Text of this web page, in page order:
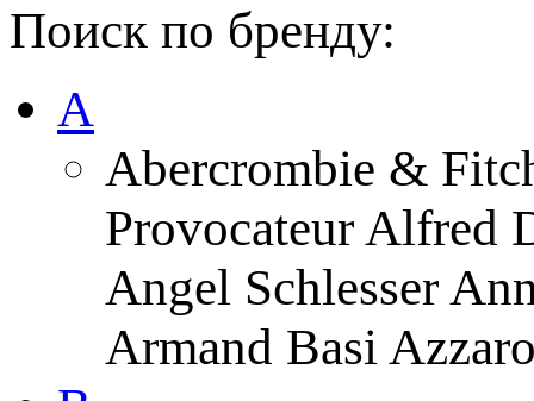
Поиск по бренду:
A
Abercrombie &
Provocateur Alfred
Angel Schlesser
Armand Basi